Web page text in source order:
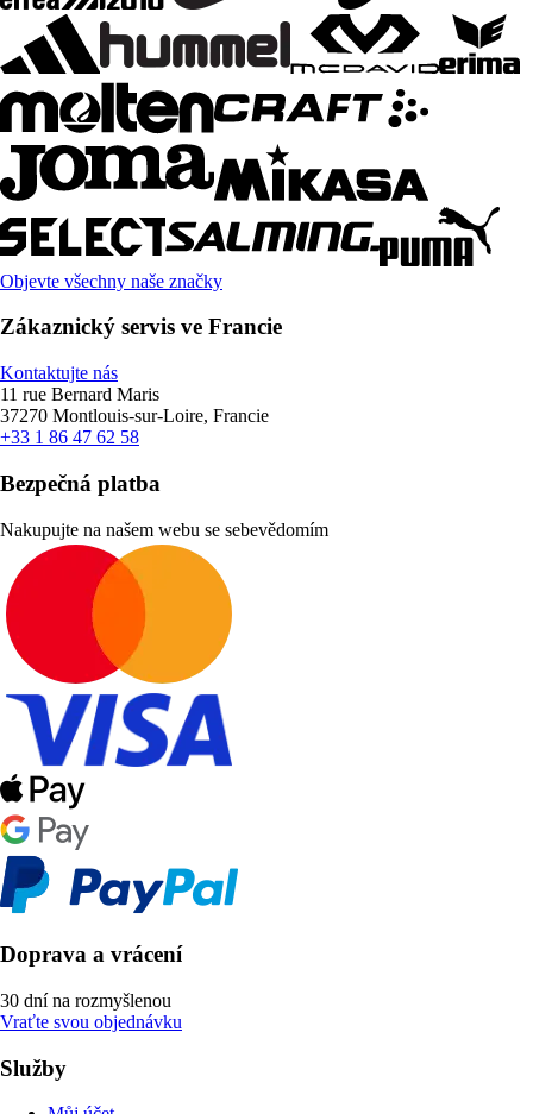
Objevte všechny naše značky
Zákaznický servis ve Francie
Kontaktujte nás
11 rue Bernard Maris
37270 Montlouis-sur-Loire, Francie
+33 1 86 47 62 58
Bezpečná platba
Nakupujte na našem webu se sebevědomím
Doprava a vrácení
30 dní na rozmyšlenou
Vraťte svou objednávku
Služby